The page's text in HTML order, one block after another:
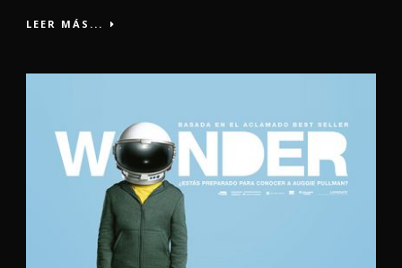
LEER MÁS...